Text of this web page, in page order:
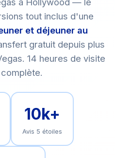
tout inclus d'une
et déjeuner au
gratuit depuis plus
14 heures de visite
10k+
Avis 5 étoiles